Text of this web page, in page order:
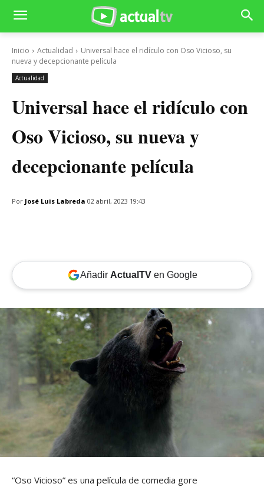
Inicio Actualidad
Universal hace el ridículo con Oso Vicioso, su
nueva y decepcionante película
Actualidad
Universal hace el ridículo con
Oso Vicioso, su nueva y
decepcionante película
Por José Luis Labreda 02 abril, 2023 19:43
Añadir ActualTVen Google
“Oso Vicioso” es una película de comedia gore